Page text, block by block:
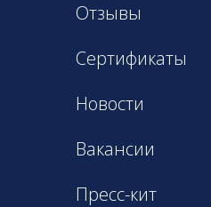
Отзывы
Сертификаты
Новости
Вакансии
Пресс-кит